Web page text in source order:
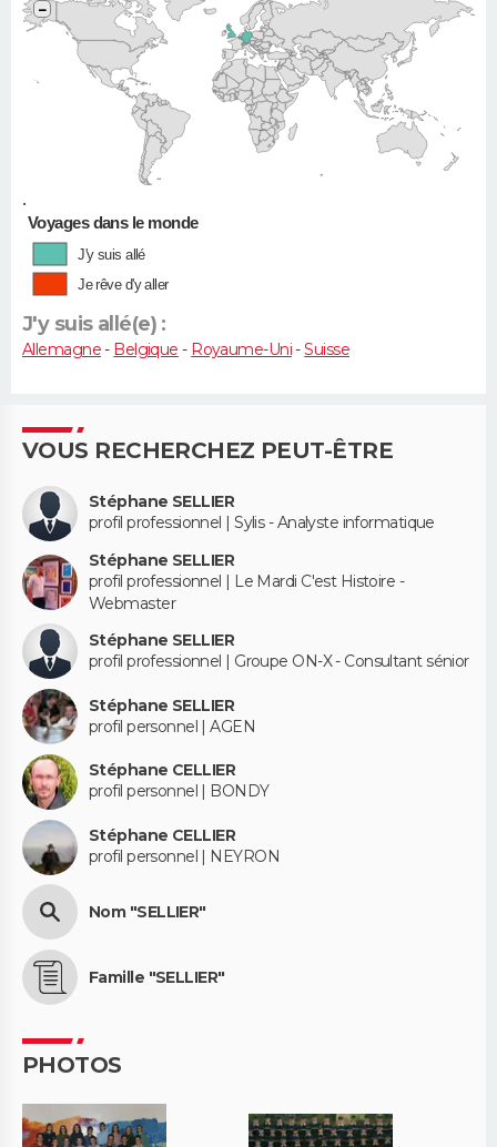
•
−
Voyages dans le monde
J'y suis allé
Je rêve d'y aller
J'y suis allé(e) :
Allemagne- Belgique - Royaume-Uni-Suisse
VOUS RECHERCHEZ PEUT-ÊTRE
Stéphane SELLIER
profil professionnel | Sylis - Analyste informatique
Stéphane SELLIER
profil professionnel | Le Mardi C'est Histoire -
Webmaster
Stéphane SELLIER
profil professionnel | Groupe ON-X - Consultant sénior
Stéphane SELLIER
profil personnel | AGEN
Stéphane CELLIER
profil personnel | BONDY
Stéphane CELLIER
profil personnel | NEYRON
Nom "SELLIER"
Famille "SELLIER"
PHOTOS